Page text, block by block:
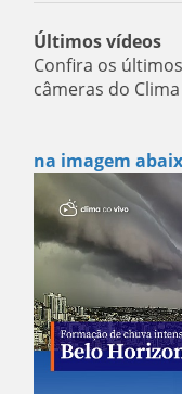
Últimos vídeos
Confira os
câmeras do
na imagem